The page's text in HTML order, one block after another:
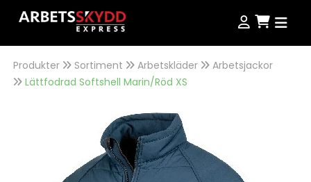
Produkter
Kampanjer
NordWear
Produkter Sortiment Arbetskläder
Arbetsjackor
Lättfodrad Softshell Marin/Röd XS